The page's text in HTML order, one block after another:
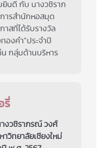
นดี กับ นางวชิราภ
ารสำนักหอสมุด
าสที่ได้รับรางวัล
องคำ”ประจำปี
กลุ่มด้านบริหาร
รี่
งวชิราภรณ์ วงศ์
วิทยาลัยเชียงใหม่